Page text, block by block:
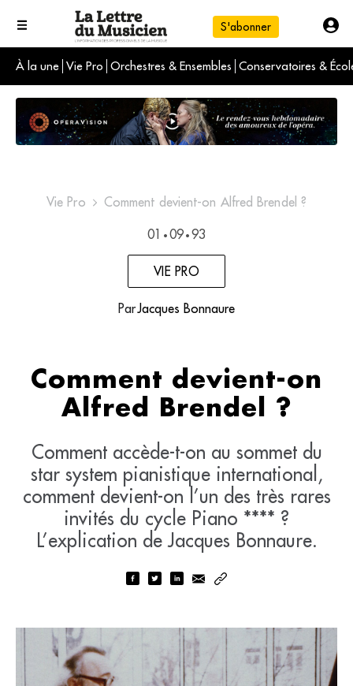
S'abonner
À la une Vie Pro Orchestres & Ensembles Conservatoires &
L'info du jour
Le numéro du mois
International
Vie Pro Comment devient-on Alfred Brendel ?
01 • 09 • 93
VIE PRO
ParJacques Bonnaure
Comment devient-on
Alfred Brendel ?
Comment accède-t-on au sommet du
star system pianistique international,
comment devient-on l’un des très rares
invités du cycle Piano **** ?
L’explication de Jacques Bonnaure.